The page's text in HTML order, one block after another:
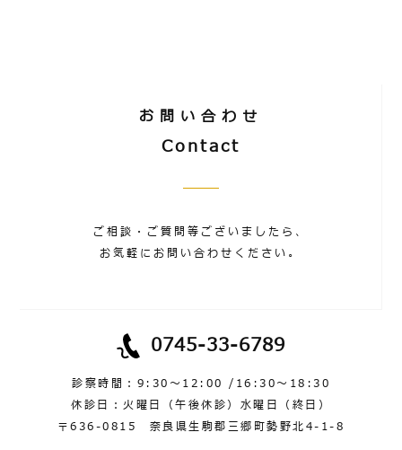
お問い合わせ
Contact
ご相談・ご質問等ございましたら、
お気軽にお問い合わせください。
0745-33-6789
診察時間：9:30～12:00 /16:30～18:30
休診日：火曜日（午後休診）水曜日（終日）
〒636-0815 奈良県生駒郡三郷町勢野北4-1-8